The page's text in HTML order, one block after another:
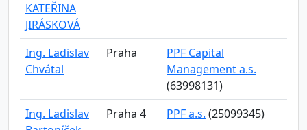
KATEŘINA
JIRÁSKOVÁ
Ing. Ladislav
Chvátal
Praha
PPF Capital
Management a.s.
(63998131)
Ing. Ladislav
Praha 4 PPF a.s. (25099345)